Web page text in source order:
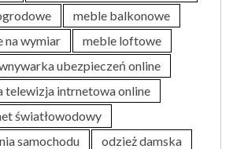
meble balkonowe
na wymiar
meble loftowe
ubezpieczeń online
telewizja intrnetowa online
światłowodowy
samochodu
odzież damska